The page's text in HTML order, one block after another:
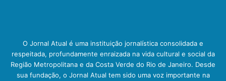
O Jornal Atual é uma instituição jornalística consolidada e
respeitada, profundamente enraizada na vida cultural e social da
Região Metropolitana e da Costa Verde do Rio de Janeiro. Desde
sua fundação, o Jornal Atual tem sido uma voz importante na